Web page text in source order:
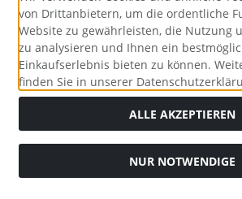
Alle Preise inkl. gesetzl. MwSt. zzgl.
durchgestrichenen Preise entsprechen
von Drittanbietern, um die ordentliche
Website zu gewährleisten, die Nutzung
zu analysieren und Ihnen ein
Einkaufserlebnis bieten zu können.
finden Sie in unserer
ALLE AKZEPTIEREN
NUR NOTWENDIGE